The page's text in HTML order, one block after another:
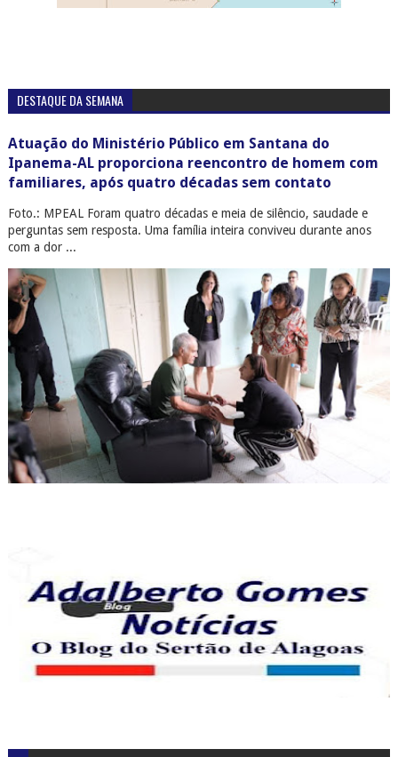
DESTAQUE DA SEMANA
Atuação do Ministério Público em Santana do
Ipanema-AL proporciona reencontro de homem com
familiares, após quatro décadas sem contato
Foto.: MPEAL Foram quatro décadas e meia de silêncio, saudade e
perguntas sem resposta. Uma família inteira conviveu durante anos
com a dor ...